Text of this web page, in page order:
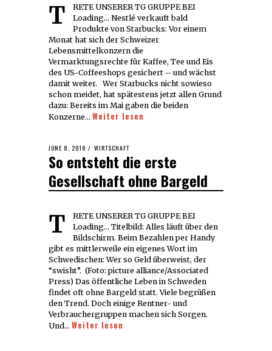
TRETE UNSERER TG GRUPPE BEI
Loading... Nestlé verkauft bald
Produkte von Starbucks: Vor einem
Monat hat sich der Schweizer
Lebensmittelkonzern die
Vermarktungsrechte für Kaffee, Tee und Eis
des US-Coffeeshops gesichert – und wächst
damit weiter. Wer Starbucks nicht sowieso
schon meidet, hat spätestens jetzt allen Grund
dazu: Bereits im Mai gaben die beiden
Konzerne… Weiter lesen
POSTED
ON
JUNE 8, 2018 JUNE
2018
WIRTSCHAFT
So entsteht die erste
Gesellschaft ohne Bargeld
TRETE UNSERER TG GRUPPE BEI
Loading... Titelbild: Alles läuft über den
Bildschirm. Beim Bezahlen per Handy
gibt es mittlerweile ein eigenes Wort im
Schwedischen: Wer so Geld überweist, der
“swisht”. (Foto: picture alliance/Associated
Press) Das öffentliche Leben in Schweden
findet oft ohne Bargeld statt. Viele begrüßen
den Trend. Doch einige Rentner- und
Verbrauchergruppen machen sich Sorgen.
Und… Weiter lesen